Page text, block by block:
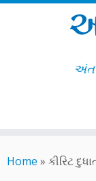
toHome » કીરિટ